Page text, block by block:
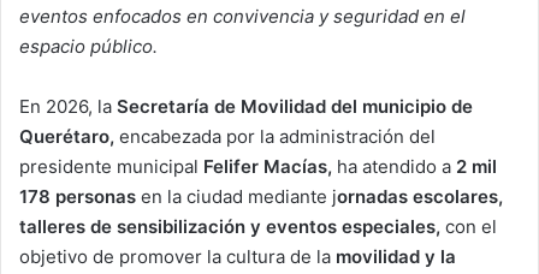
eventos enfocados en convivencia y seguridad en el
espacio público.
En 2026, la Secretaría de Movilidad del municipio de
Querétaro, encabezada por la administración del
presidente municipal Felifer Macías, ha atendido a 2 mil
178 personas en la ciudad mediante jornadas escolares,
talleres de sensibilización y eventos especiales, con el
objetivo de promover la cultura de la movilidad y la